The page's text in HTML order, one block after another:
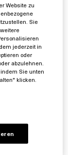
Website zu
Sie
jederzeit in
oder
abzulehnen.
Sie unten
klicken.